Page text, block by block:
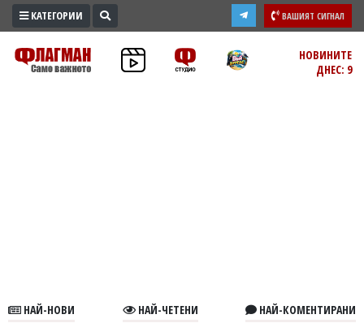
ПРОМО
ЗОНА
КАТЕГОРИИ ВАШИЯТ СИГНАЛ
НОВИНИТЕ
ДНЕС: 9
НАЙ-НОВИ НАЙ-ЧЕТЕНИ НАЙ-КОМЕНТИРАНИ